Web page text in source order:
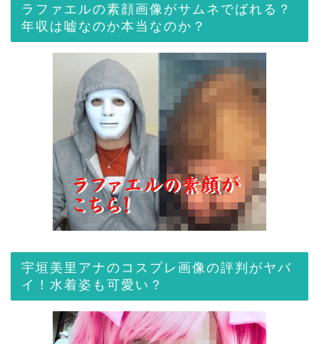
ラファエルの素顔画像がサムネでばれる？
年収は嘘なのか本当なのか？
宇垣美里アナのコスプレ画像の評判がヤバ
イ！水着姿も可愛い？